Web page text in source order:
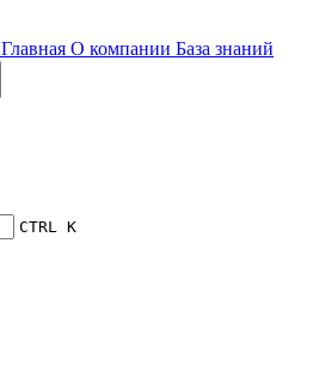
Главная О компании База знаний
CTRL K